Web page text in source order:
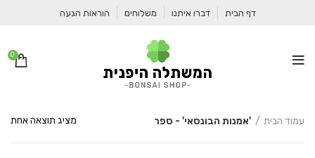
דף הבית דברו איתנו משלוחים הוראות הגעה
0
עמוד הבית 'אמנות הבונסאי' - ספר מציג תוצאה אחת